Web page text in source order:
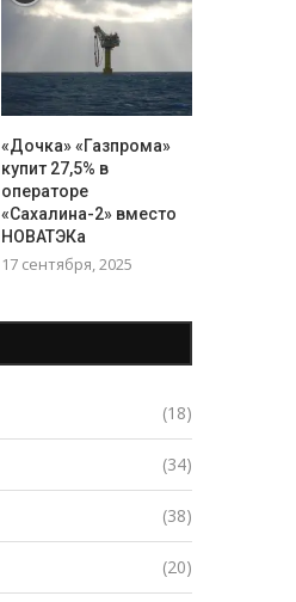
«Морских терминаторов»
превратят в ракетные
1 сентября, 2025
«Дочка» «Газпрома»
купит 27,5% в
операторе
«Сахалина-2» вместо
НОВАТЭКа
17 сентября, 2025
(18)
(34)
(38)
(20)